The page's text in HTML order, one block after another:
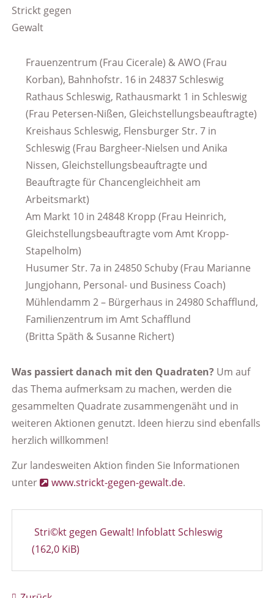
Frauenzentrum (Frau Cicerale) & AWO (Frau
Korban), Bahnhofstr. 16 in 24837 Schleswig
Rathaus Schleswig, Rathausmarkt 1 in Schleswig
(Frau Petersen-Nißen, Gleichstellungsbeauftragte)
Kreishaus Schleswig, Flensburger Str. 7 in
Schleswig (Frau Bargheer-Nielsen und Anika
Nissen, Gleichstellungsbeauftragte und
Beauftragte für Chancengleichheit am
Arbeitsmarkt)
Am Markt 10 in 24848 Kropp (Frau Heinrich,
Gleichstellungsbeauftragte vom Amt Kropp-
Stapelholm)
Husumer Str. 7a in 24850 Schuby (Frau Marianne
Jungjohann, Personal- und Business Coach)
Mühlendamm 2 – Bürgerhaus in 24980 Schafflund,
Familienzentrum im Amt Schafflund
(Britta Späth & Susanne Richert)
Was passiert danach mit den Quadraten?Um auf
das Thema aufmerksam zu machen, werden die
gesammelten Quadrate zusammengenäht und in
weiteren Aktionen genutzt. Ideen hierzu sind ebenfalls
herzlich willkommen!
Zur landesweiten Aktion finden Sie Informationen
unter
www.strickt-gegen-gewalt.de.
Stri©kt gegen Gewalt! Infoblatt Schleswig
(162,0 KiB)